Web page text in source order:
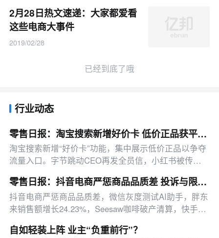
2月28日热文速递：大家都爱看
这些电商大事件
2019/02/28
已经到底了哦
行业动态
零售日报：淘宝搜索新增好价卡 低价正品获平台流量倾斜
淘宝搜索新增“好价卡”功能，集中展示低价正品以争夺
流量入口。字节跳动CEO再发全员信，小红书被传启
跌，本田因电动化战略巨亏，电商法修改草案聚焦行业
规范。
零售日报：抖音电商严惩商品品质差 投诉与限单挂钩
抖音电商严惩商品品质差，微信灰度测试AI助手，胖东
来销售额增长24.23%，Seesaw咖啡破产清算，快手电
自如轻装上阵 业主“负重前行”？